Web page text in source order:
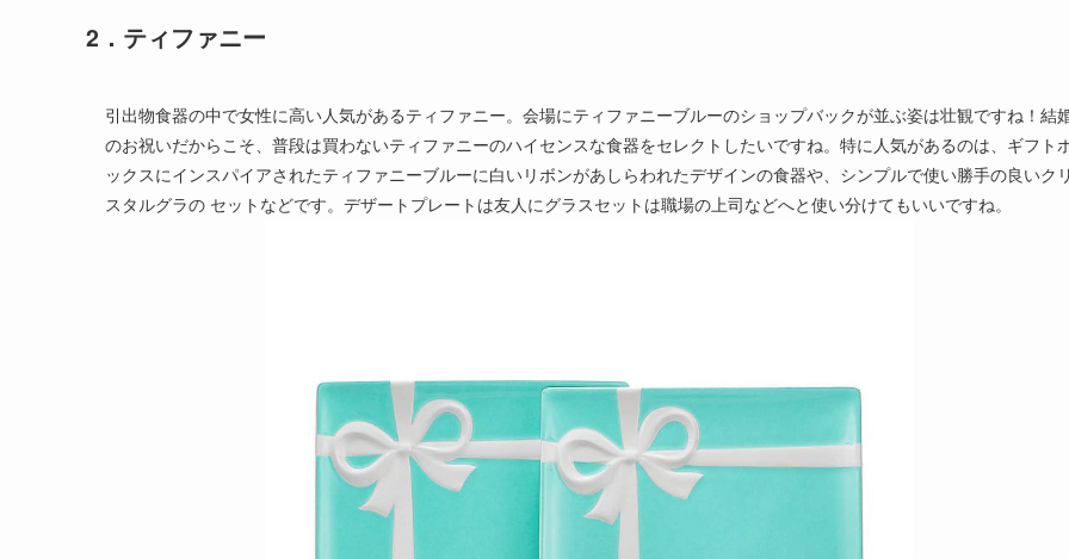
2．ティファニー
引出物食器の中で女性に高い人気があるティファニー。会場にティファニーブルーのショップバックが並ぶ姿は壮観ですね！結
のお祝いだからこそ、普段は買わないティファニーのハイセンスな食器をセレクトしたいですね。特に人気があるのは、ギフト
ックスにインスパイアされたティファニーブルーに白いリボンがあしらわれたデザインの食器や、シンプルで使い勝手の良いク
スタルグラの セットなどです。デザートプレートは友人にグラスセットは職場の上司などへと使い分けてもいいですね。